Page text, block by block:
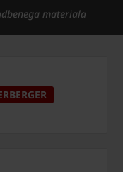
materiala